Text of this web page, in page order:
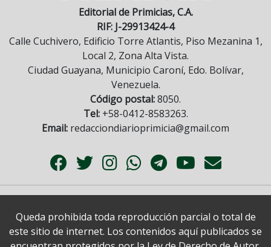
Editorial de Primicias, C.A.
RIF: J-29913424-4
Calle Cuchivero, Edificio Torre Atlantis, Piso Mezanina 1,
Local 2, Zona Alta Vista.
Ciudad Guayana, Municipio Caroní, Edo. Bolívar,
Venezuela.
Código postal:8050.
Tel:+58-0412-8583263.
Email: redacciondiarioprimicia@gmail.com
Queda prohibida toda reproducción parcial o total de
este sitio de internet. Los contenidos aquí publicados se